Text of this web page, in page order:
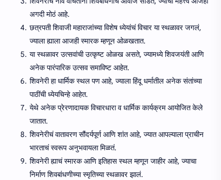
अगदी मोठं आहे.
छत्रपती शिवाजी महाराजांच्या विशेष ध्येयांचं विचार या स्थळावर जगलं,
ज्याला ह्याला आजही स्मारक म्हणून ओळखतात.
या स्थळावर उत्सवांची उत्कृष्ट ओळख असते, ज्यामध्ये शिवजयंती आणि
अनेक पारंपारिक उत्सव समाविष्ट आहेत.
शिवनेरी हा धार्मिक स्थल पण आहे, ज्याला हिंदू धर्मातील अनेक संतांच्या
पाठींची ध्येयचिन्हे आहेत.
येथे अनेक प्रेरणादायक विचारधारा व धार्मिक कार्यक्रम आयोजित केले
जातात.
शिवनेरीचं वातावरण सौंदर्यपूर्ण आणि शांत आहे, ज्यात आपल्याला प्राचीन
भारताचं स्वरूप अनुभवायला मिळतं.
शिवनेरी ह्याचं स्मारक आणि इतिहास स्थल म्हणून जाहीर आहे, ज्याचा
निर्माण शिवबांधणीच्या स्मृतिच्या स्थळावर झालं.